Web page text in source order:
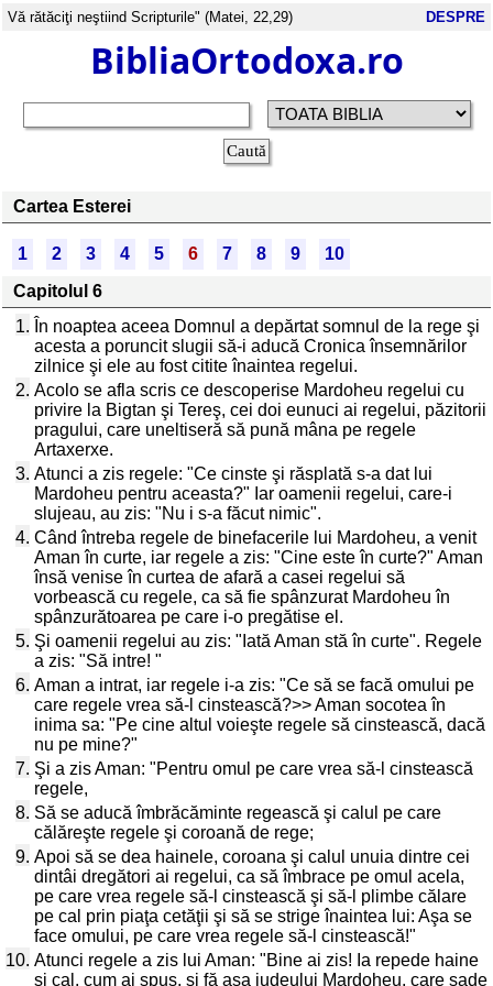
Vă rătăciţi neştiind Scripturile" (Matei, 22,29) DESPRE
BibliaOrtodoxa.ro
Cartea Esterei
1 2 3 4 5 6 7 8 9
10
Capitolul 6
1. În noaptea aceea Domnul a depărtat somnul de la rege şi
acesta a poruncit slugii să-i aducă Cronica însemnărilor
zilnice şi ele au fost citite înaintea regelui.
2. Acolo se afla scris ce descoperise Mardoheu regelui cu
privire la Bigtan şi Tereş, cei doi eunuci ai regelui, păzitorii
pragului, care uneltiseră să pună mâna pe regele
Artaxerxe.
3. Atunci a zis regele: "Ce cinste şi răsplată s-a dat lui
Mardoheu pentru aceasta?" Iar oamenii regelui, care-i
slujeau, au zis: "Nu i s-a făcut nimic".
4. Când întreba regele de binefacerile lui Mardoheu, a venit
Aman în curte, iar regele a zis: "Cine este în curte?" Aman
însă venise în curtea de afară a casei regelui să
vorbească cu regele, ca să fie spânzurat Mardoheu în
spânzurătoarea pe care i-o pregătise el.
5. Şi oamenii regelui au zis: "Iată Aman stă în curte". Regele
a zis: "Să intre! "
6. Aman a intrat, iar regele i-a zis: "Ce să se facă omului pe
care regele vrea să-l cinstească?>> Aman socotea în
inima sa: "Pe cine altul voieşte regele să cinstească, dacă
nu pe mine?"
7. Şi a zis Aman: "Pentru omul pe care vrea să-l cinstească
regele,
8. Să se aducă îmbrăcăminte regească şi calul pe care
călăreşte regele şi coroană de rege;
9. Apoi să se dea hainele, coroana şi calul unuia dintre cei
dintâi dregători ai regelui, ca să îmbrace pe omul acela,
pe care vrea regele să-l cinstească şi să-l plimbe călare
pe cal prin piaţa cetăţii şi să se strige înaintea lui: Aşa se
face omului, pe care vrea regele să-l cinstească!"
10. Atunci regele a zis lui Aman: "Bine ai zis! Ia repede haine
şi cal, cum ai spus, şi fă aşa iudeului Mardoheu, care şade